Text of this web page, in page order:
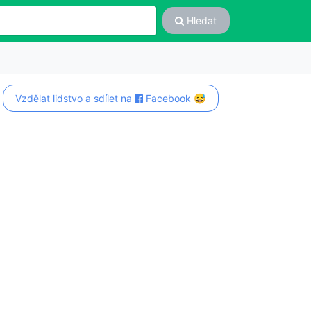
Hledat
Vzdělat lidstvo a sdílet na Facebook 😅